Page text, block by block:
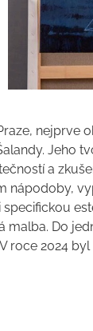
nejprve
Jeho
a
nápodoby,
malba. Do
roce 2024 byl